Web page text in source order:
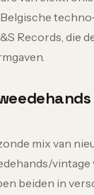
Records, die
mix van
vintage
beiden in